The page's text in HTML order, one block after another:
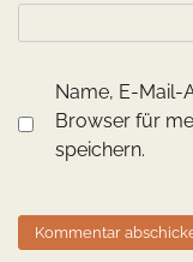
Name, E-Mail-
Browser für
speichern.